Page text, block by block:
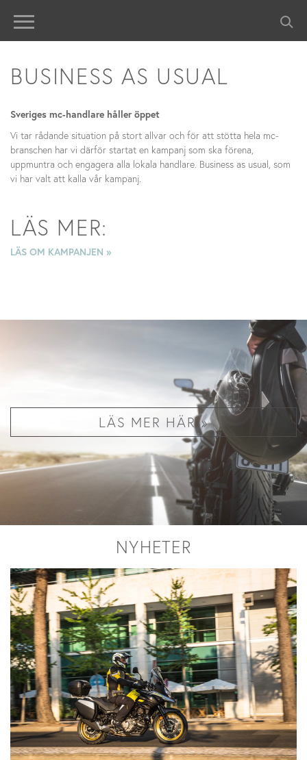
BUSINESS AS USUAL
Sveriges mc-handlare håller öppet
Vi tar rådande situation på stort allvar och för att stötta hela mc-
branschen har vi därför startat en kampanj som ska förena,
uppmuntra och engagera alla lokala handlare. Business as usual, som
vi har valt att kalla vår kampanj.
LÄS MER:
LÄS OM KAMPANJEN »
LÄS MER HÄR »
NYHETER